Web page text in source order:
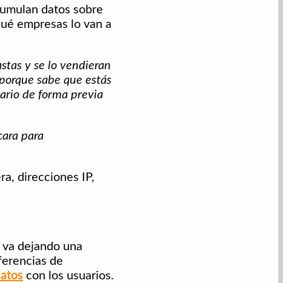
datos sobre
empresas lo van a
y se lo vendieran
sabe que estás
de forma previa
para
direcciones IP,
dejando una
de
con los usuarios.